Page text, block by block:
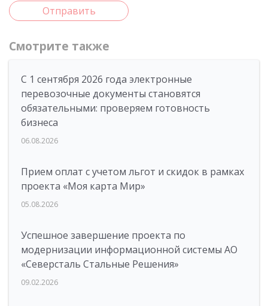
Отправить
Смотрите также
С 1 сентября 2026 года электронные
перевозочные документы становятся
обязательными: проверяем готовность
бизнеса
06.08.2026
Прием оплат с учетом льгот и скидок в рамках
проекта «Моя карта Мир»
05.08.2026
Успешное завершение проекта по
модернизации информационной системы АО
«Северсталь Стальные Решения»
09.02.2026